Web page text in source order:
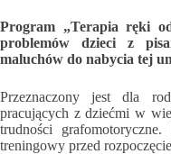
Program „Terapia ręki
problemów dzieci z
maluchów do nabycia tej
Przeznaczony jest dla
pracujących z dziećmi w
trudności
treningowy przed